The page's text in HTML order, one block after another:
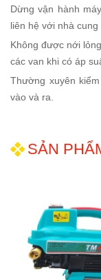
Dừng vận hành
liên hệ với nhà cung
Không được nới
các van khi có áp
Thường xuyên
vào và ra.
SẢN